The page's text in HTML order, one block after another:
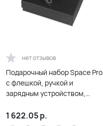
нет отзывов
Подарочный набор Space Pro
с флешкой, ручкой и
зарядным устройством,
1 622.05р.